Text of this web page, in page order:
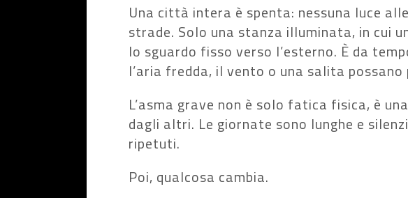
Una città intera è spenta: nessuna luce
strade. Solo una stanza illuminata, in cui
lo sguardo fisso verso l’esterno. È da
l’aria fredda, il vento o una salita
L’asma grave non è solo fatica fisica, è
dagli altri. Le giornate sono lunghe e
ripetuti.
Poi, qualcosa cambia.